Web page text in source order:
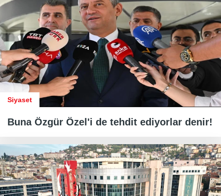
Siyaset
Buna Özgür Özel'i de tehdit ediyorlar denir!